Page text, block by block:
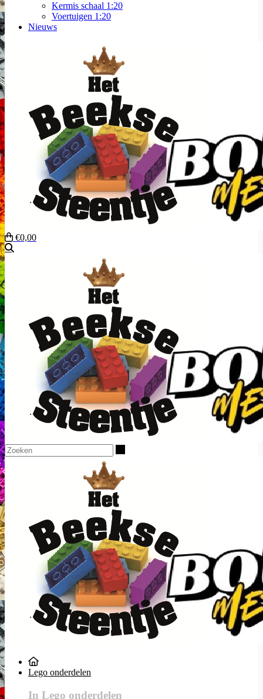
Kermis schaal 1:20
Voertuigen 1:20
Nieuws
€0,00
Lego onderdelen
In Lego onderdelen